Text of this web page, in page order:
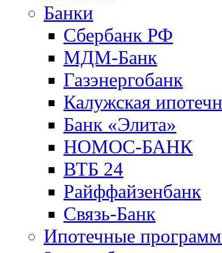
Банки
Сбербанк РФ
МДМ-Банк
Газэнергобанк
Калужская
Банк «Элита»
НОМОС-БАНК
ВТБ 24
Райффайзенбанк
Связь-Банк
Ипотечные